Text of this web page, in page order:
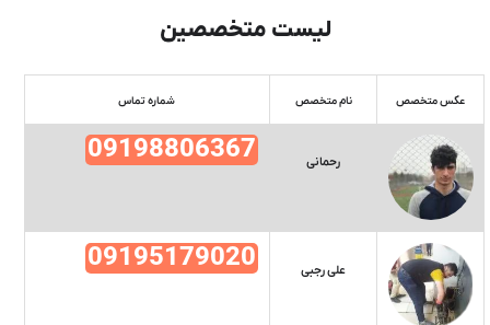
لیست متخصصین
عکس متخصص نام متخصص شماره تماس
رحمانی 09198806367
علی رجبی 09195179020